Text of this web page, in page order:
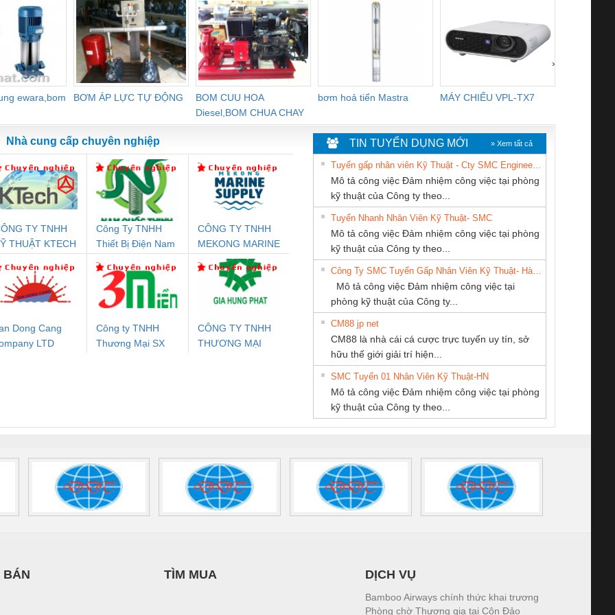
ewara,bom
BƠM ÁP LỰC TỰ ĐỘNG
BOM CUU HOA
Diesel,BOM CHUA CHAY
bơm hoả tiển Mastra MÁY CHIẾU VPL-TX7
›
An Toàn
Contact
1NO-
24DC-SP -
Rơ Le An Toàn
Phoenix Contact
PSR-SCP-
24UC/ESL4/3X1/1X2/B
- 2981059
Điện AC
Mô-đun Ắc Quy UPS
Bộ Lặp Tín Hiệu
PROFIBUS Phoenix
Contact PSI-REP-
PROFIBUS/12MB -
2708863
Rơ Le An Toàn
Phoenix Contact
2986960 – PSR-
SCP-
24DC/FSP/2X1/1X2
Rơ Le An Toàn
Bộ giám sát chuỗi
tấm pin
TRANSCLINIC 16I+
1K5 H (2502520000)
Bộ giám sát chuỗi
tấm pin
TRANSCLINIC 16I+
1K5 L (2433950000)
Bộ giám sát dòng
TRANSCLINIC 16I+
(2008130000)
Bộ chỉnh lưu nguồn
điện TRANSCLINIC
BKE 1K5.4
(7791400879)2. Giá
Nẹp nhôm chống
trơn Đà Nẵng
Nhà cung cấp chuyên nghiệp
TY TNHH
THUẬT KTECH
Công Ty TNHH
Thiết Bị Điện Nam
CÔNG TY TNHH
MEKONG MARINE
SUPPLY
Dong Cang
LTD
Công ty TNHH
Thương Mại SX
CÔNG TY TNHH
THƯƠNG MẠI
CÔNG TY TNHH
THIẾT BỊ CÔNG
NGHIỆP NIHON
SETSUBI VIỆT
CÔNG TY CP TỰ
ĐỘNG TIẾN
HƯNG
CONG TY TNHH
THANH
CÔNG TY TNHH
KINH DOANH
DỊCH VỤ XNK
PHƯƠNG NAM
THƯƠNG MẠI
THIÊN ÂN VIỆT
NAM
Ba Miền
TIN TUYỂN DỤNG MỚI » Xem tất cả
Mô tả công việc Đảm nhiệm công việc tại phòng
kỹ thuật của Công ty theo...
Tuyển Nhanh Nhân Viên Kỹ Thuật- SMC
Mô tả công việc Đảm nhiệm công việc tại phòng
kỹ thuật của Công ty theo...
Mô tả công việc Đảm nhiệm công việc tại
phòng kỹ thuật của Công ty...
CM88 jp net
CM88 là nhà cái cá cược trực tuyến uy tín, sở
hữu thế giới giải trí hiện...
SMC Tuyển 01 Nhân Viên Kỹ Thuật-HN
Mô tả công việc Đảm nhiệm công việc tại phòng
kỹ thuật của Công ty theo...
BÁN TÌM MUA DỊCH VỤ
Bamboo Airways chính thức khai trương
Phòng chờ Thương gia tại Côn Đảo